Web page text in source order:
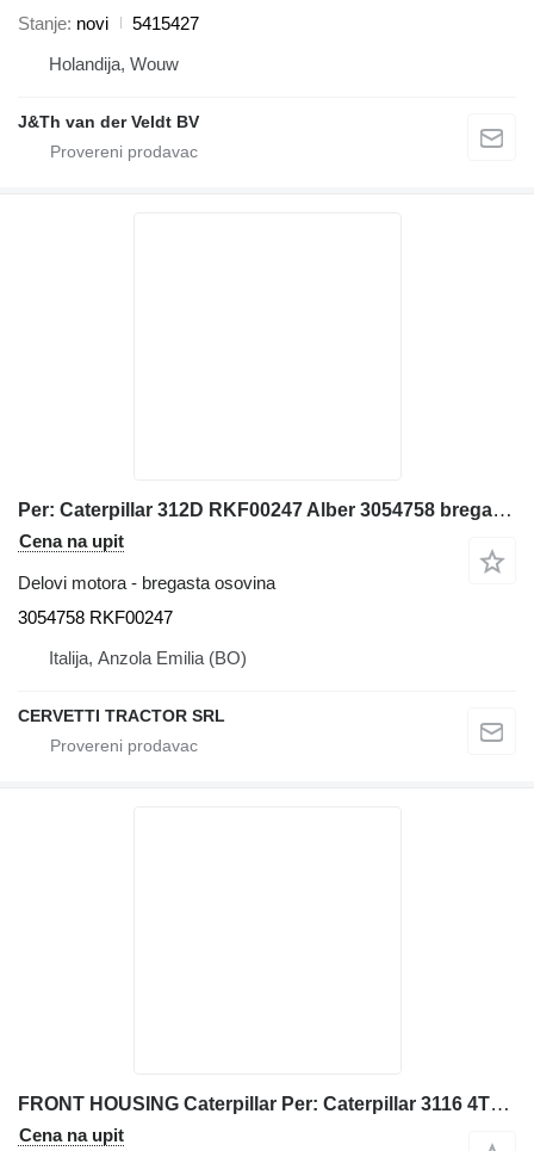
Stanje novi
5415427
Holandija, Wouw
J&Th van der Veldt BV
Per: Caterpillar 312D RKF00247 Alber 3054758 bregasta osovina za Caterpillar 312D bagera
Cena na upit
Delovi motora - bregasta osovina
3054758 RKF00247
Italija, Anzola Emilia (BO)
CERVETTI TRACTOR SRL
FRONT HOUSING Caterpillar Per: Caterpillar 3116 4TF62166 Misce 1014539 1325242 za građevinske mašine
Cena na upit